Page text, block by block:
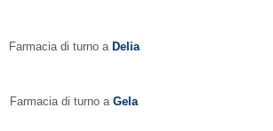
Farmacia di turno a Delia
Farmacia di turno a Gela